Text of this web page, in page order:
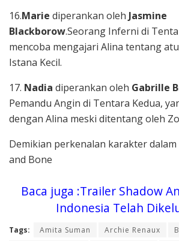
16.Marie diperankan oleh Jasmine
Blackborow.Seorang Inferni di
mencoba mengajari Alina tentang
Istana Kecil.
17. Nadia diperankan oleh Gabrille
Pemandu Angin di Tentara Kedua,
dengan Alina meski ditentang oleh
Demikian perkenalan karakter dalam
and Bone
Baca juga :Trailer Shadow
Indonesia Telah
Tags: Amita Suman Archie Renaux